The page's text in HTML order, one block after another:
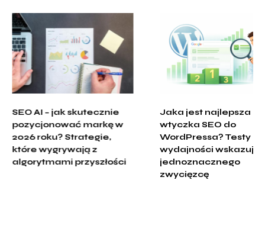
SEO AI – jak skutecznie
pozycjonować markę w
2026 roku? Strategie,
które wygrywają z
algorytmami przyszłości
Jaka jest najlepsza
wtyczka SEO do
WordPressa? Testy
wydajności wskazują
jednoznacznego
zwycięzcę